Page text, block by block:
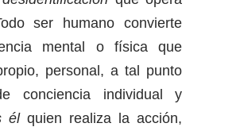
ser humano convierte
mental o física que
personal, a tal punto
conciencia individual y
élquien realiza la acción,